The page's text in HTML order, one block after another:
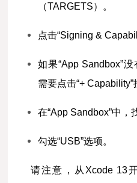
（TARGETS）。
点击“Signing &
如果“App Sandbox”
需要点击“+ Capability”
在“App Sandbox”中，
勾选“USB”选项。
请注意，从Xcode 13